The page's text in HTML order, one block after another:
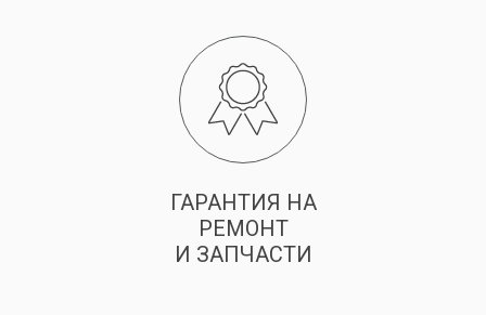
ГАРАНТИЯ НА
РЕМОНТ
И ЗАПЧАСТИ